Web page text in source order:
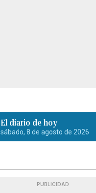
El diario de hoy
sábado, 8 de agosto de 2026
PUBLICIDAD